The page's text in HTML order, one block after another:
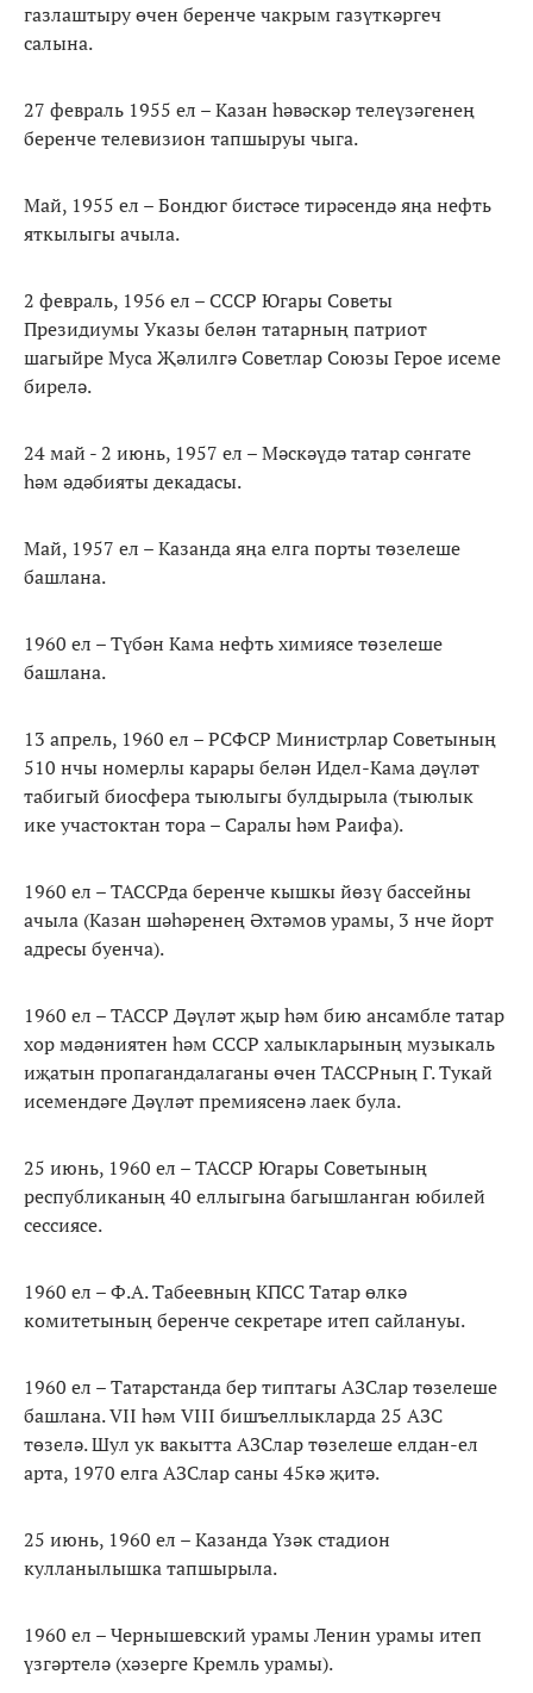
газлаштыру өчен беренче чакрым газүткәргеч
салына.
27 февраль 1955 ел – Казан һәвәскәр телеүзәгенең
беренче телевизион тапшыруы чыга.
Май, 1955 ел – Бондюг бистәсе тирәсендә яңа нефть
яткылыгы ачыла.
2 февраль, 1956 ел – СССР Югары Советы
Президиумы Указы белән татарның патриот
шагыйре Муса Җәлилгә Советлар Союзы Герое исеме
бирелә.
24 май - 2 июнь, 1957 ел – Мәскәүдә татар сәнгате
һәм әдәбияты декадасы.
Май, 1957 ел – Казанда яңа елга порты төзелеше
башлана.
1960 ел – Түбән Кама нефть химиясе төзелеше
башлана.
13 апрель, 1960 ел – РСФСР Министрлар Советының
510 нчы номерлы карары белән Идел-Кама дәүләт
табигый биосфера тыюлыгы булдырыла (тыюлык
ике участоктан тора – Саралы һәм Раифа).
1960 ел – ТАССРда беренче кышкы йөзү бассейны
ачыла (Казан шәһәренең Әхтәмов урамы, 3 нче йорт
адресы буенча).
1960 ел – ТАССР Дәүләт җыр һәм бию ансамбле татар
хор мәдәниятен һәм СССР халыкларының музыкаль
иҗатын пропагандалаганы өчен ТАССРның Г. Тукай
исемендәге Дәүләт премиясенә лаек була.
25 июнь, 1960 ел – ТАССР Югары Советының
республиканың 40 еллыгына багышланган юбилей
сессиясе.
1960 ел – Ф.А. Табеевның КПСС Татар өлкә
комитетының беренче секретаре итеп сайлануы.
1960 ел – Татарстанда бер типтагы АЗСлар төзелеше
башлана. VII һәм VIII бишъеллыкларда 25 АЗС
төзелә. Шул ук вакытта АЗСлар төзелеше елдан-ел
арта, 1970 елга АЗСлар саны 45кә җитә.
25 июнь, 1960 ел – Казанда Үзәк стадион
кулланылышка тапшырыла.
1960 ел – Чернышевский урамы Ленин урамы итеп
үзгәртелә (хәзерге Кремль урамы).